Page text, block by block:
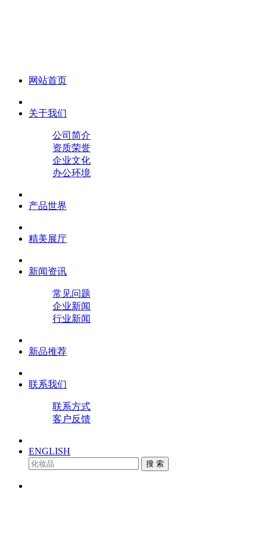
网站首页
关于我们
公司简介
资质荣誉
企业文化
办公环境
产品世界
精美展厅
新闻资讯
常见问题
企业新闻
行业新闻
新品推荐
联系我们
联系方式
客户反馈
ENGLISH